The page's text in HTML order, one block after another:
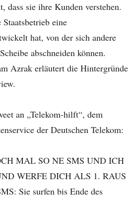
dass sie ihre Kunden verstehen.
eine
hat, von der sich andere
abschneiden können.
Azrak erläutert die Hintergründe
an „Telekom-hilft“, dem
der Deutschen Telekom:
MAL SO NE SMS UND ICH
WERFE DICH ALS 1. RAUS
Sie surfen bis Ende des